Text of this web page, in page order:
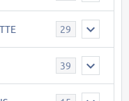
29
39